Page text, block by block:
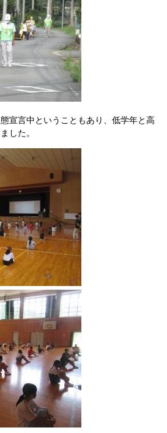
宣言中ということもあり、低学年と高
した。